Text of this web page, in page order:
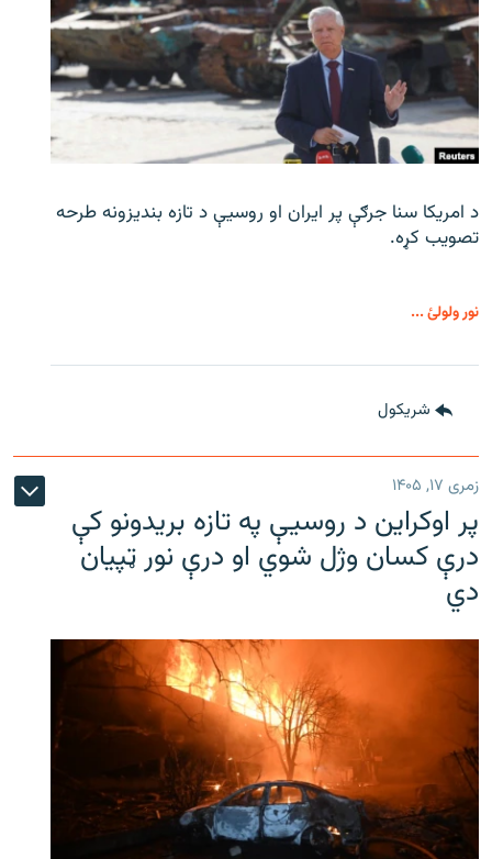
د امریکا سنا جرګې پر ایران او روسیې د تازه بندیزونه طرحه
تصویب کړه.
نور ولولئ ...
شريکول
زمری ۱۷, ۱۴۰۵
پر اوکراین د روسیې په تازه بریدونو کې
درې کسان وژل شوي او درې نور ټپیان
دي